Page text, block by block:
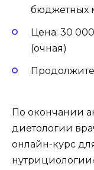
бюджетных
Цена: 30
(очная)
По окончании
диетологии
онлайн-курс